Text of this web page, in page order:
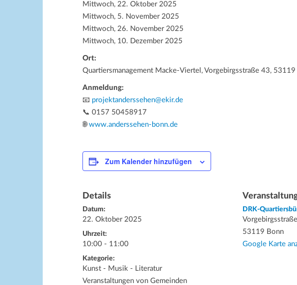
Mittwoch, 22. Oktober 2025
Mittwoch, 5. November 2025
Mittwoch, 26. November 2025
Mittwoch, 10. Dezember 2025
Ort:
Quartiersmanagement Macke-Viertel, Vorgebirgsstraße 43,
Anmeldung:
📧 projektanderssehen@ekir.de
📞 0157 50458917
🌐www.anderssehen-bonn.de
Zum Kalender hinzufügen
Details
Datum:
22. Oktober 2025
Uhrzeit:
10:00 - 11:00
Kategorie:
Kunst - Musik - Literatur
Veranstaltungen von Gemeinden
DRK-
53119 Bonn
Google Karte